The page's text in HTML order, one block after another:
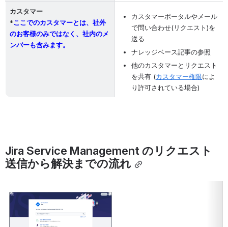
カスタマー
*ここでのカスタマーとは、 社外
のお客様のみではなく、 社内のメ
ンバーも含みます。
カスタマーポータルやメール
で問い合わせ(リクエスト)を
送る
ナレッジベース記事の参照
他のカスタマーとリクエスト
を共有 (カスタマー権限によ
り許可されている場合)
Jira Service Management のリクエスト
送信から解決までの流れ
を開く